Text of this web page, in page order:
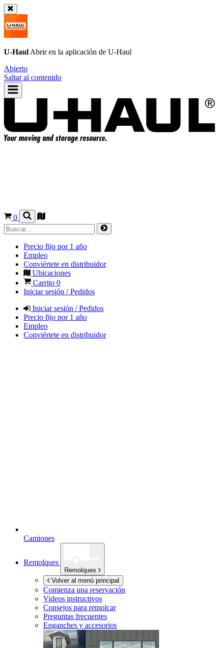
U-Haul Abrir en la aplicación de U-Haul
Abierto
Saltar al contenido
0
Precio fijo por 1 año
Empleo
Conviértete en distribuidor
Ubicaciones
Carrito 0
Iniciar sesión / Pedidos
Iniciar sesión / Pedidos
Precio fijo por 1 año
Empleo
Conviértete en distribuidor
Camiones
Remolques
Remolques
Volver al menú principal
Comienza una reservación
Videos instructivos
Consejos para remolcar
Preguntas frecuentes
Enganches y accesorios